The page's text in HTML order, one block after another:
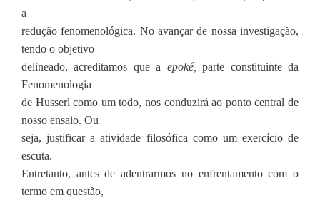
a
redução fenomenológica. No avançar de nossa investigação,
tendo o objetivo
delineado, acreditamos que a epoké,parte constituinte da
Fenomenologia
de Husserl como um todo, nos conduzirá ao ponto central de
nosso ensaio. Ou
seja, justificar a atividade filosófica como um exercício de
escuta.
Entretanto, antes de adentrarmos no enfrentamento com o
termo em questão,